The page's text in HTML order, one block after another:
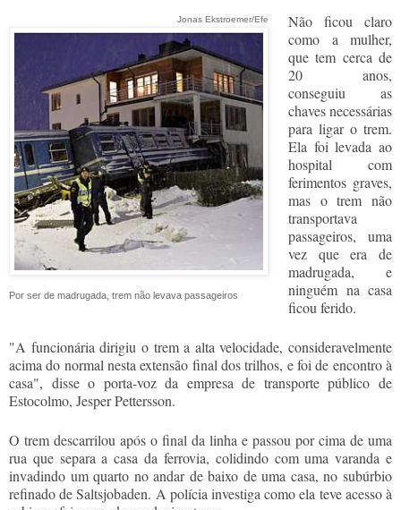
Jonas Ekstroemer/Efe
Por ser de madrugada, trem não levava passageiros
Não ficou claro
como a mulher,
que tem cerca de
20 anos,
conseguiu as
chaves necessárias
para ligar o trem.
Ela foi levada ao
hospital com
ferimentos graves,
mas o trem não
transportava
passageiros, uma
vez que era de
madrugada, e
ninguém na casa
ficou ferido.
"A funcionária dirigiu o trem a alta velocidade, consideravelmente
acima do normal nesta extensão final dos trilhos, e foi de encontro à
casa", disse o porta-voz da empresa de transporte público de
Estocolmo, Jesper Pettersson.
O trem descarrilou após o final da linha e passou por cima de uma
rua que separa a casa da ferrovia, colidindo com uma varanda e
invadindo um quarto no andar de baixo de uma casa, no subúrbio
refinado de Saltsjobaden. A polícia investiga como ela teve acesso à